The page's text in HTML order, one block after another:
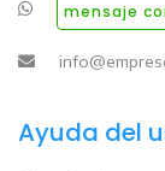
mensaje
Ayuda del